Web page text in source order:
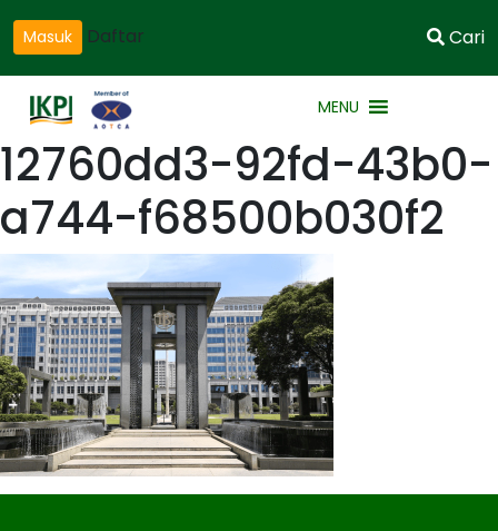
Masuk Daftar Cari
MENU
12760dd3-92fd-43b0-
a744-f68500b030f2